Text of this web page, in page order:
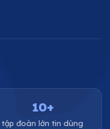
10+
tập đoàn lớn tin dùng